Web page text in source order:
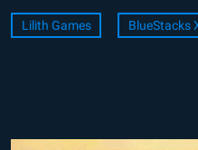
Lilith Games BlueStacks